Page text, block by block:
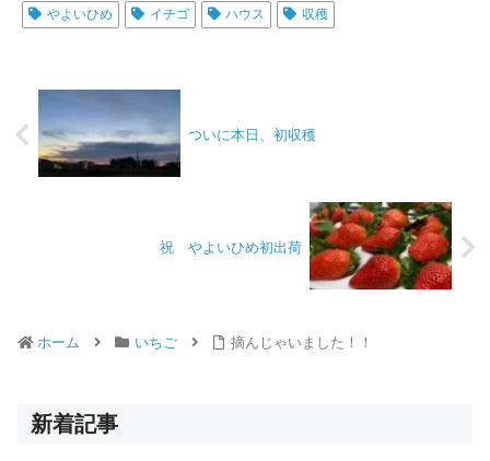
やよいひめ イチゴ ハウス 収穫
ついに本日、初収穫
祝 やよいひめ初出荷
ホーム いちご 摘んじゃいました！！
新着記事